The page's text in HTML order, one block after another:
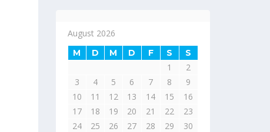
August 2026
M D M D F S S
1
2
3
4 5 6 7 8
9
10
11 12 13 14 15
16
17
18 19 20 21 22
23
24
25 26 27 28 29
30